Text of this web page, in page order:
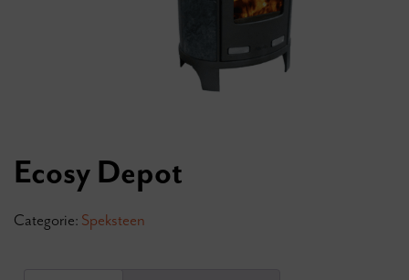
Ecosy Depot
Categorie: Speksteen